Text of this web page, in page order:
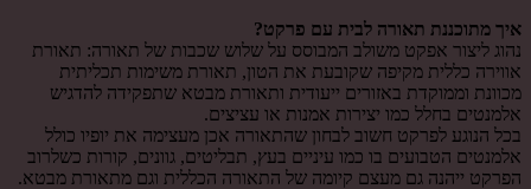
איך מתוכננת תאורה לבית עם פרקט?
נהוג ליצור אפקט משולב המבוסס על שלוש שכבות של תאורה: תאורת
אווירה כללית מקיפה שקובעת את הטון, תאורת משימות תכליתית
מכוונת וממוקדת באזורים ייעודית ותאורת מבטא שתפקידה להדגיש
אלמנטים בחלל כמו יצירות אמנות או עציצים.
בכל הנוגע לפרקט חשוב לבחון שהתאורה אכן מעצימה את יופיו כולל
אלמנטים הטבועים בו כמו עיניים בעץ, תבליטים, גוונים, קורות כשלרוב
הפרקט ייהנה גם מעצם קיומה של התאורה הכללית וגם מתאורת מבטא.